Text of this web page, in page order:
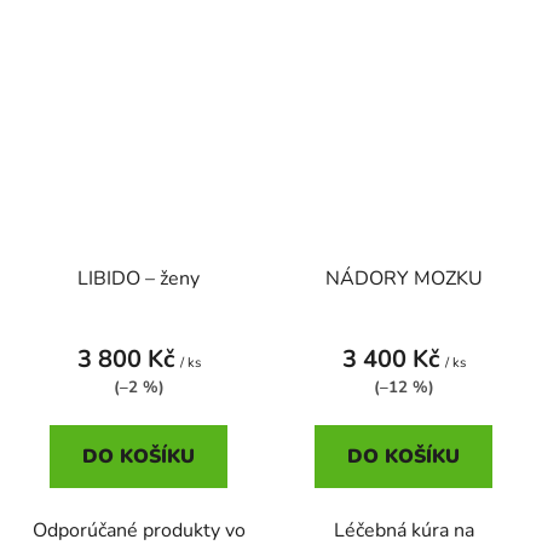
LIBIDO – ženy
3 800 Kč / ks
(–2 %)
DO KOŠÍKU
Odporúčané produkty vo
NÁDORY MOZKU
3 400 Kč / ks
(–12 %)
DO KOŠÍKU
Léčebná kúra na